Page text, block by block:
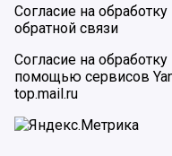
Согласие на
обратной связи
Согласие на
помощью сервисов
top.mail.ru